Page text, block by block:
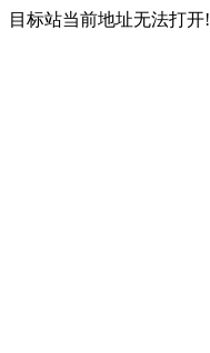
目标站当前地址无法打开!